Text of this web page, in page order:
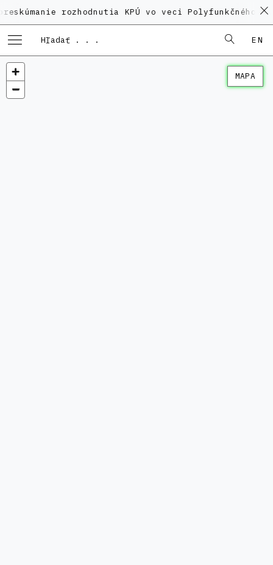
rozhodnutia KPÚ vo veci Polyfunkčného domu na
EN
MAPA